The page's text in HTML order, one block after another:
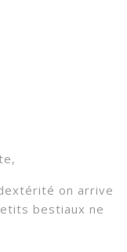
on arrive
bestiaux ne